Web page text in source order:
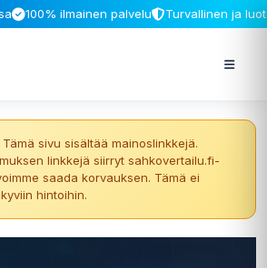
100% ilmainen palvelu Turvallinen ja
Tämä sivu sisältää mainoslinkkejä.
linkkejä siirryt sahkovertailu.fi-
saada korvauksen. Tämä ei
hintoihin.